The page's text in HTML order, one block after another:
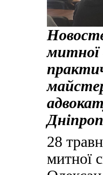
митної
28
митної